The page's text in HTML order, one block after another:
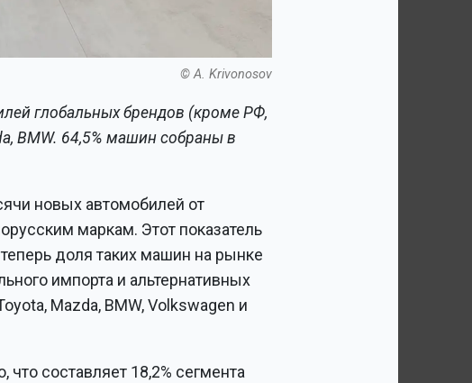
© A. Krivonosov
глобальных брендов (кроме РФ,
BMW. 64,5% машин собраны в
новых автомобилей от
маркам. Этот показатель
доля таких машин на рынке
импорта и альтернативных
Mazda, BMW, Volkswagen и
составляет 18,2% сегмента